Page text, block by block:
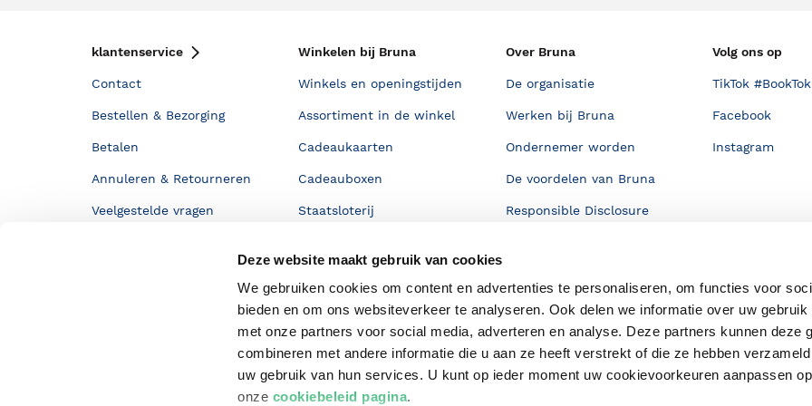
Deze website maakt gebruik van cookies
We gebruiken cookies om content en advertenties te personaliseren, om functies voor
bieden en om ons websiteverkeer te analyseren. Ook delen we informatie over uw
met onze partners voor social media, adverteren en analyse. Deze partners kunnen deze
combineren met andere informatie die u aan ze heeft verstrekt of die ze hebben
uw gebruik van hun services. U kunt op ieder moment uw cookievoorkeuren aanpassen op
onze cookiebeleid pagina.
klantenservice
Contact
Bestellen & Bezorging
Betalen
Annuleren & Retourneren
Veelgestelde vragen
Winkelen bij Bruna
Winkels en openingstijden
Assortiment in de winkel
Cadeaukaarten
Cadeauboxen
Staatsloterij
Over Bruna
De organisatie
Werken bij Bruna
Ondernemer worden
De voordelen van Bruna
Responsible Disclosure
Discriminerende boeken
Volg ons op
TikTok #BookTok
Facebook
Instagram